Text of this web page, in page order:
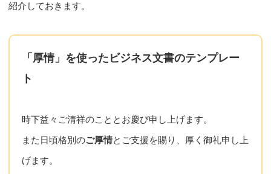
紹介しておきます。
「厚情」を使ったビジネス文書のテンプレー
ト
時下益々ご清祥のこととお慶び申し上げます。
また日頃格別のご厚情とご支援を賜り、厚く御礼申し上
げます。